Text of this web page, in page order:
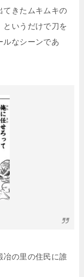
てきたムキムキの
というだけで刀を
ルなシーンであ
冶の里の住民に誰